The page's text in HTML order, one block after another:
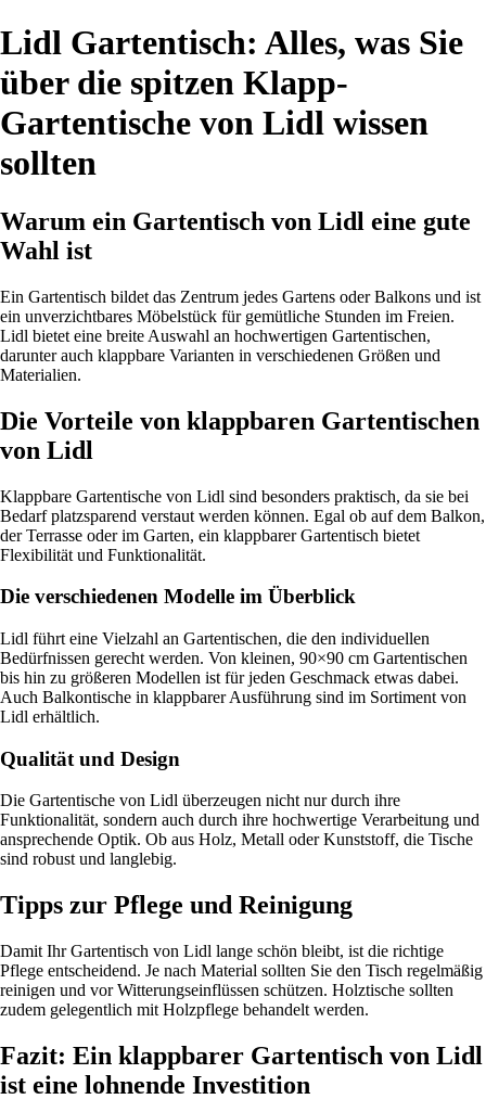
Lidl Gartentisch: Alles, was Sie
über die spitzen Klapp-
Gartentische von Lidl wissen
sollten
Warum ein Gartentisch von Lidl eine gute
Wahl ist
Ein Gartentisch bildet das Zentrum jedes Gartens oder Balkons und ist
ein unverzichtbares Möbelstück für gemütliche Stunden im Freien.
Lidl bietet eine breite Auswahl an hochwertigen Gartentischen,
darunter auch klappbare Varianten in verschiedenen Größen und
Materialien.
Die Vorteile von klappbaren Gartentischen
von Lidl
Klappbare Gartentische von Lidl sind besonders praktisch, da sie bei
Bedarf platzsparend verstaut werden können. Egal ob auf dem Balkon,
der Terrasse oder im Garten, ein klappbarer Gartentisch bietet
Flexibilität und Funktionalität.
Die verschiedenen Modelle im Überblick
Lidl führt eine Vielzahl an Gartentischen, die den individuellen
Bedürfnissen gerecht werden. Von kleinen, 90×90 cm Gartentischen
bis hin zu größeren Modellen ist für jeden Geschmack etwas dabei.
Auch Balkontische in klappbarer Ausführung sind im Sortiment von
Lidl erhältlich.
Qualität und Design
Die Gartentische von Lidl überzeugen nicht nur durch ihre
Funktionalität, sondern auch durch ihre hochwertige Verarbeitung und
ansprechende Optik. Ob aus Holz, Metall oder Kunststoff, die Tische
sind robust und langlebig.
Tipps zur Pflege und Reinigung
Damit Ihr Gartentisch von Lidl lange schön bleibt, ist die richtige
Pflege entscheidend. Je nach Material sollten Sie den Tisch regelmäßig
reinigen und vor Witterungseinflüssen schützen. Holztische sollten
zudem gelegentlich mit Holzpflege behandelt werden.
Fazit: Ein klappbarer Gartentisch von Lidl
ist eine lohnende Investition